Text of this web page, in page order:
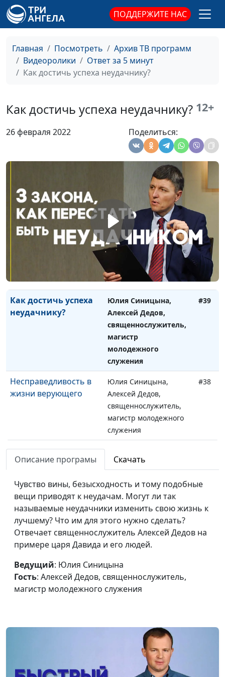
ПОДДЕРЖИТЕ НАС
Главная Посмотреть
Архив ТВ программ
Видеоролики
Ответ за 5 минут
Как достичь успеха неудачнику?
Как достичь успеха неудачнику? 12+
26 февраля 2022 Поделиться:
факты
доктор практической
теологии
Про смысл жизни
Мария Мараханова,
Дмитрий Булатов,
доктор практической
Импринтинг и его
роль в духовной
жизни
Мария Мараханова,
Дмитрий Булатов,
доктор практической
теологии
#42
Как Бог говорит с
Юлия Синицына,
Алексей Дедов,
священнослужитель,
магистр молодежного
служения
#41
К чему ведет жизнь
Юлия Синицына,
Алексей Дедов,
священнослужитель,
магистр молодежного
служения
#40
Как достичь успеха
неудачнику?
Юлия Синицына,
Алексей Дедов,
священнослужитель,
магистр
молодежного
служения
#39
Несправедливость в
жизни верующего
Юлия Синицына,
Алексей Дедов,
священнослужитель,
магистр молодежного
служения
#38
Молитва покаяния
Геннадий Новиков,
Будь верен до смерти
Юлия Синицына,
Геннадий Новиков,
священнослужитель
Непростительный
грех и терпение Бога
Юлия Синицына,
Геннадий Новиков,
священнослужитель
Второй шанс от Бога
Юлия Синицына,
Геннадий Новиков,
Когда Бог спасает?
Юлия Синицына,
Геннадий Новиков,
священнослужитель
#33
Будущее нашей
Юлия Синицына,
Описание програмы Скачать
Чувство вины, безысходность и тому подобные
вещи приводят к неудачам. Могут ли так
называемые неудачники изменить свою жизнь к
лучшему? Что им для этого нужно сделать?
Отвечает священнослужитель Алексей Дедов на
примере царя Давида и его людей.
Ведущий: Юлия Синицына
Гость: Алексей Дедов, священнослужитель,
магистр молодежного служения